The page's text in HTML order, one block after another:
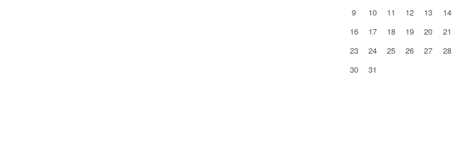
9
10 11 12 13 14
16
17 18 19 20 21
23
24 25 26 27 28
30
31